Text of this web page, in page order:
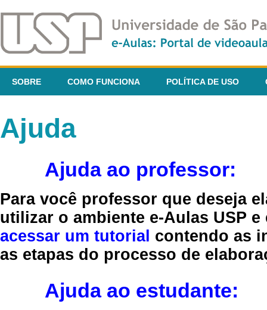
SOBRE COMO FUNCIONA POLÍTICA DE USO
Ajuda
Ajuda ao professor:
Para você professor que deseja
utilizar o ambiente e-Aulas USP
acessar um tutorial contendo as
as etapas do processo de
Ajuda ao estudante: